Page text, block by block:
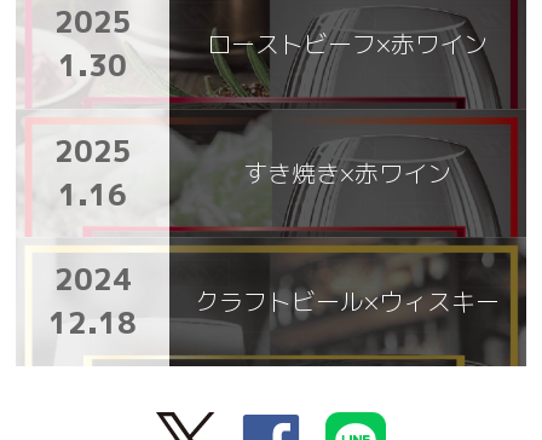
2025
1.30
ローストビーフ×赤ワイン
2025
1.16
すき焼き×赤ワイン
2024
12.18
クラフトビール×ウィスキー